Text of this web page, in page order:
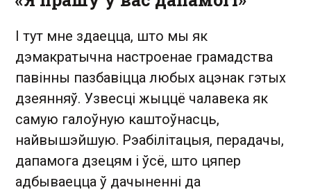
І тут мне здаецца, што мы як
дэмакратычна настроенае грамадства
павінны пазбавіцца любых ацэнак гэтых
дзеянняў. Узвесці жыццё чалавека як
самую галоўную каштоўнасць,
найвышэйшую. Рэабілітацыя, перадачы,
дапамога дзецям і ўсё, што цяпер
адбываецца ў дачыненні да